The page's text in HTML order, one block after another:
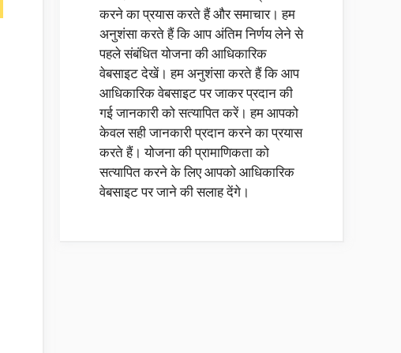
करने का प्रयास करते हैं और समाचार। हम
अनुशंसा करते हैं कि आप अंतिम निर्णय लेने से
पहले संबंधित योजना की आधिकारिक
वेबसाइट देखें। हम अनुशंसा करते हैं कि आप
आधिकारिक वेबसाइट पर जाकर प्रदान की
गई जानकारी को सत्यापित करें। हम आपको
केवल सही जानकारी प्रदान करने का प्रयास
करते हैं। योजना की प्रामाणिकता को
सत्यापित करने के लिए आपको आधिकारिक
वेबसाइट पर जाने की सलाह देंगे।